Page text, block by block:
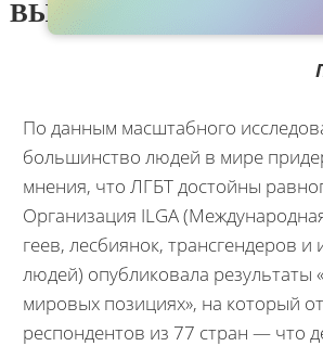
ВЫСТУПАЮТ ЗА
По данным масштабного
большинство людей в мире
мнения, что ЛГБТ достойны
Организация ILGA
геев, лесбиянок, трансгендеров и
людей) опубликовала результаты
мировых позициях», на который
респондентов из 77 стран — что